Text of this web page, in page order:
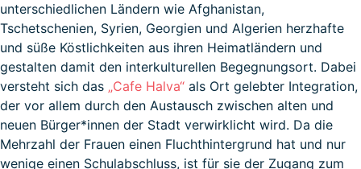
unterschiedlichen Ländern wie Afghanistan,
Tschetschenien, Syrien, Georgien und Algerien herzhafte
und süße Köstlichkeiten aus ihren Heimatländern und
gestalten damit den interkulturellen Begegnungsort. Dabei
versteht sich das „Cafe Halva“ als Ort gelebter Integration,
der vor allem durch den Austausch zwischen alten und
neuen Bürger*innen der Stadt verwirklicht wird. Da die
Mehrzahl der Frauen einen Fluchthintergrund hat und nur
wenige einen Schulabschluss, ist für sie der Zugang zum